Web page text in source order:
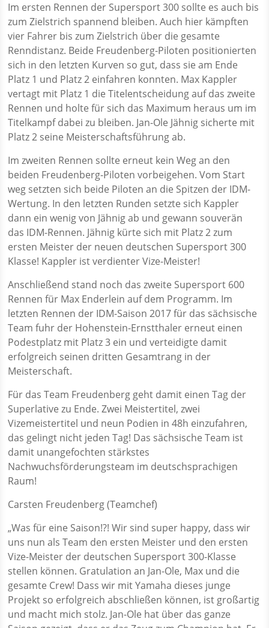
Im ersten Rennen der Supersport 300 sollte es auch bis
zum Zielstrich spannend bleiben. Auch hier kämpften
vier Fahrer bis zum Zielstrich über die gesamte
Renndistanz. Beide Freudenberg-Piloten positionierten
sich in den letzten Kurven so gut, dass sie am Ende
Platz 1 und Platz 2 einfahren konnten. Max Kappler
vertagt mit Platz 1 die Titelentscheidung auf das zweite
Rennen und holte für sich das Maximum heraus um im
Titelkampf dabei zu bleiben. Jan-Ole Jähnig sicherte mit
Platz 2 seine Meisterschaftsführung ab.
Im zweiten Rennen sollte erneut kein Weg an den
beiden Freudenberg-Piloten vorbeigehen. Vom Start
weg setzten sich beide Piloten an die Spitzen der IDM-
Wertung. In den letzten Runden setzte sich Kappler
dann ein wenig von Jähnig ab und gewann souverän
das IDM-Rennen. Jähnig kürte sich mit Platz 2 zum
ersten Meister der neuen deutschen Supersport 300
Klasse! Kappler ist verdienter Vize-Meister!
Anschließend stand noch das zweite Supersport 600
Rennen für Max Enderlein auf dem Programm. Im
letzten Rennen der IDM-Saison 2017 für das sächsische
Team fuhr der Hohenstein-Ernstthaler erneut einen
Podestplatz mit Platz 3 ein und verteidigte damit
erfolgreich seinen dritten Gesamtrang in der
Meisterschaft.
Für das Team Freudenberg geht damit einen Tag der
Superlative zu Ende. Zwei Meistertitel, zwei
Vizemeistertitel und neun Podien in 48h einzufahren,
das gelingt nicht jeden Tag! Das sächsische Team ist
damit unangefochten stärkstes
Nachwuchsförderungsteam im deutschsprachigen
Raum!
Carsten Freudenberg (Teamchef)
„Was für eine Saison!?! Wir sind super happy, dass wir
uns nun als Team den ersten Meister und den ersten
Vize-Meister der deutschen Supersport 300-Klasse
stellen können. Gratulation an Jan-Ole, Max und die
gesamte Crew! Dass wir mit Yamaha dieses junge
Projekt so erfolgreich abschließen können, ist großartig
und macht mich stolz. Jan-Ole hat über das ganze